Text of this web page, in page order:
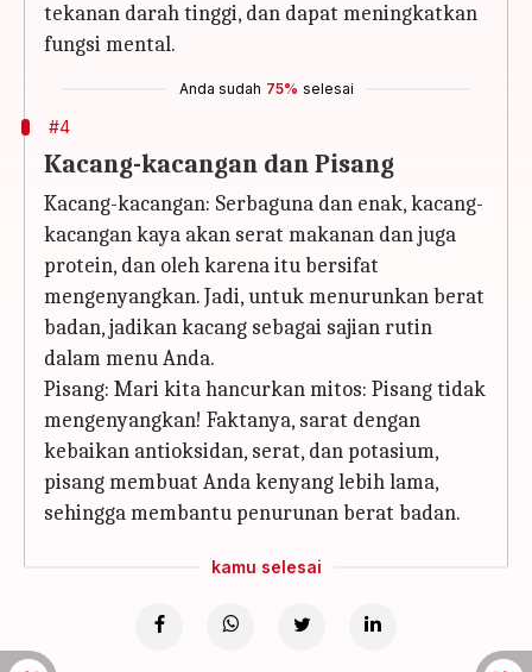
tekanan darah tinggi, dan dapat meningkatkan
fungsi mental.
Anda sudah 75% selesai
#4
Kacang-kacangan dan Pisang
Kacang-kacangan: Serbaguna dan enak, kacang-
kacangan kaya akan serat makanan dan juga
protein, dan oleh karena itu bersifat
mengenyangkan. Jadi, untuk menurunkan berat
badan, jadikan kacang sebagai sajian rutin
dalam menu Anda.
Pisang: Mari kita hancurkan mitos: Pisang tidak
mengenyangkan! Faktanya, sarat dengan
kebaikan antioksidan, serat, dan potasium,
pisang membuat Anda kenyang lebih lama,
sehingga membantu penurunan berat badan.
kamu selesai